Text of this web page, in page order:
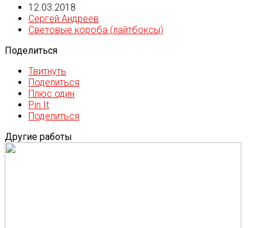
12.03.2018
Сергей Андреев
Световые короба (лайтбоксы)
Поделиться
Твитнуть
Поделиться
Плюс один
Pin It
Поделиться
Другие работы